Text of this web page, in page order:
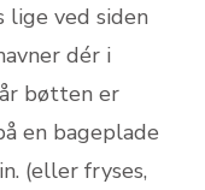
ved siden
dér i
bøtten er
en bageplade
(eller fryses,